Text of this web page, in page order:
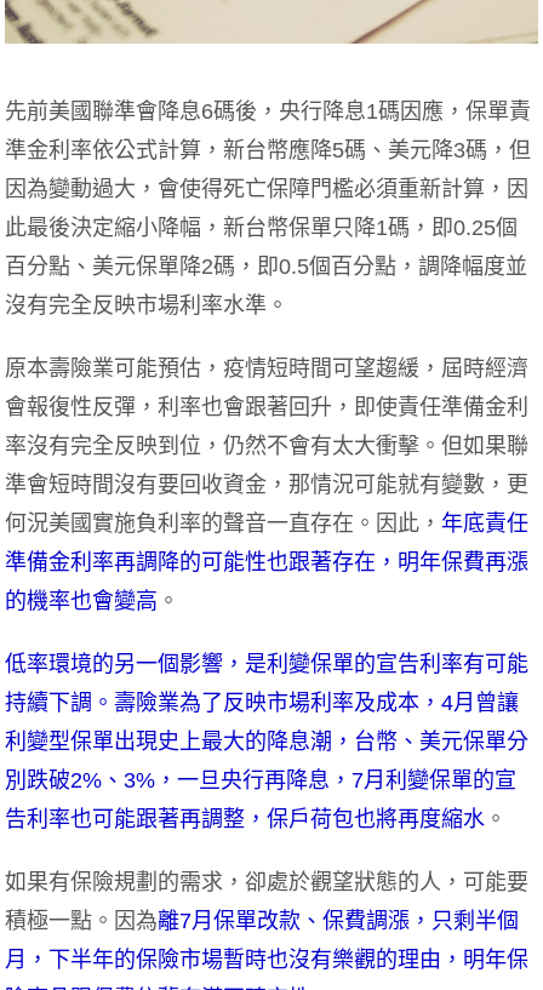
先前美國聯準會降息6碼後，央行降息1碼因應，保單責
準金利率依公式計算，新台幣應降5碼、美元降3碼，但
因為變動過大，會使得死亡保障門檻必須重新計算，因
此最後決定縮小降幅，新台幣保單只降1碼，即0.25個
百分點、美元保單降2碼，即0.5個百分點，調降幅度並
沒有完全反映市場利率水準。
原本壽險業可能預估，疫情短時間可望趨緩，屆時經濟
會報復性反彈，利率也會跟著回升，即使責任準備金利
率沒有完全反映到位，仍然不會有太大衝擊。但如果聯
準會短時間沒有要回收資金，那情況可能就有變數，更
何況美國實施負利率的聲音一直存在。因此，年底責任
準備金利率再調降的可能性也跟著存在，明年保費再漲
的機率也會變高 。
低率環境的另一個影響，是利變保單的宣告利率有可能
持續下調。壽險業為了反映市場利率及成本，4月曾讓
利變型保單出現史上最大的降息潮，台幣、美元保單分
別跌破2%、3%，一旦央行再降息，7月利變保單的宣
告利率也可能跟著再調整，保戶荷包也將再度縮水 。
如果有保險規劃的需求，卻處於觀望狀態的人，可能要
積極一點。因為離7月保單改款、保費調漲，只剩半個
月，下半年的保險市場暫時也沒有樂觀的理由，明年保